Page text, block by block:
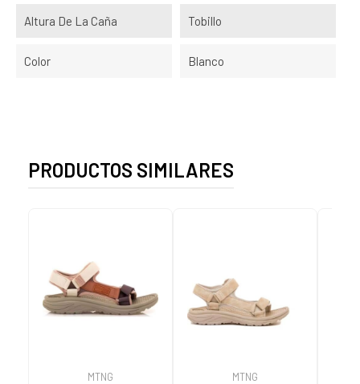
Altura De La Caña Tobillo
Color Blanco
PRODUCTOS SIMILARES
MTNG MTNG